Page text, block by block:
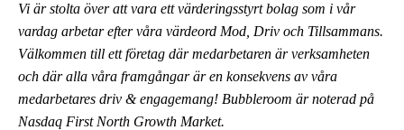
Vi är stolta över att vara ett värderingsstyrt bolag som i vår
vardag arbetar efter våra värdeord Mod, Driv och Tillsammans.
Välkommen till ett företag där medarbetaren är verksamheten
och där alla våra framgångar är en konsekvens av våra
medarbetares driv & engagemang! Bubbleroom är noterad på
Nasdaq First North Growth Market.